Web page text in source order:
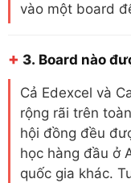
vào một board
+ 3. Board nào
Cả Edexcel và
rộng rãi trên
hội đồng đều
học hàng đầu ở
quốc gia khác.